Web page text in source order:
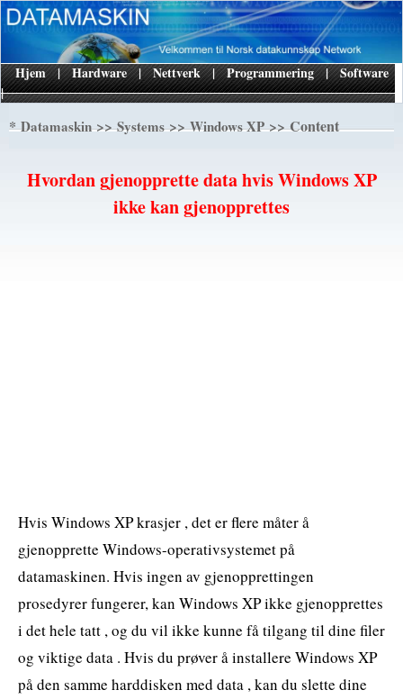
|
Hjem | Hardware | Nettverk | Programmering | Software
*Datamaskin>>Systems>>Windows XP>> Content
Hvordan gjenopprette data hvis Windows XP
ikke kan gjenopprettes
Hvis Windows XP krasjer , det er flere måter å
gjenopprette Windows-operativsystemet på
datamaskinen. Hvis ingen av gjenopprettingen
prosedyrer fungerer, kan Windows XP ikke gjenopprettes
i det hele tatt , og du vil ikke kunne få tilgang til dine filer
og viktige data . Hvis du prøver å installere Windows XP
på den samme harddisken med data , kan du slette dine